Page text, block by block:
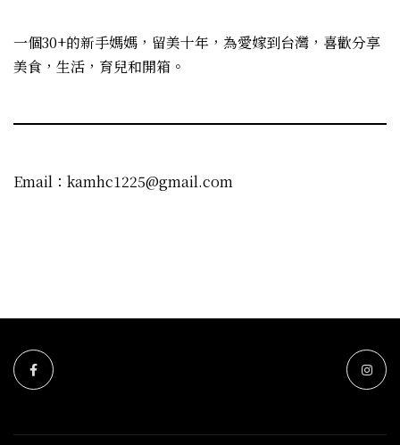
一個30+的新手媽媽，留美十年，為愛嫁到台灣，喜歡分享
美食，生活，育兒和開箱。
Email：kamhc1225@gmail.com